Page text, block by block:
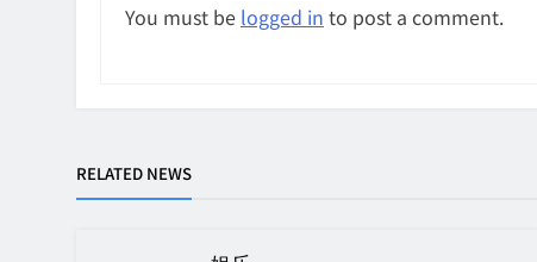
You must be logged in to post a comment.
RELATED NEWS